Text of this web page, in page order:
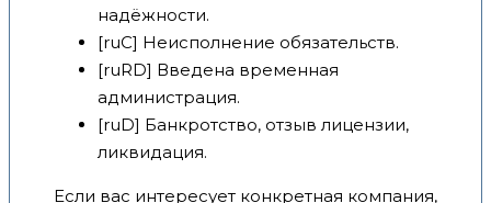
надёжности.
[ruC] Неисполнение обязательств.
[ruRD] Введена временная
администрация.
[ruD] Банкротство, отзыв лицензии,
ликвидация.
Если вас интересует конкретная компания,